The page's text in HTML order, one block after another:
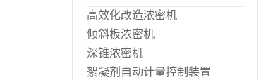
高效化改造浓密机
倾斜板浓密机
深锥浓密机
絮凝剂自动计量控制装置